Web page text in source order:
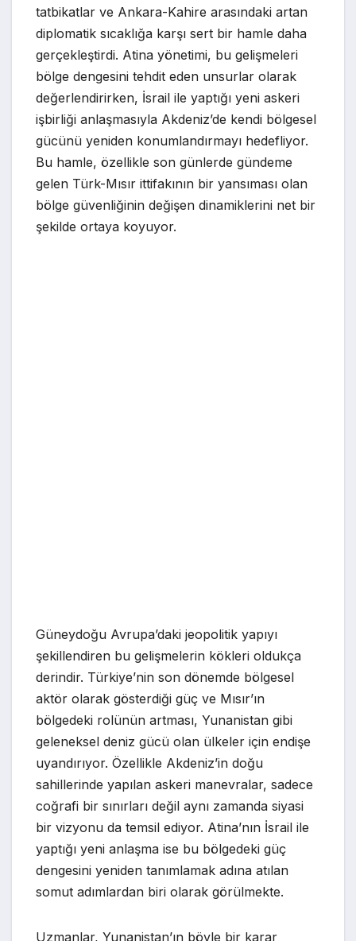
tatbikatlar ve Ankara-Kahire arasındaki artan
diplomatik sıcaklığa karşı sert bir hamle daha
gerçekleştirdi. Atina yönetimi, bu gelişmeleri
bölge dengesini tehdit eden unsurlar olarak
değerlendirirken, İsrail ile yaptığı yeni askeri
işbirliği anlaşmasıyla Akdeniz’de kendi bölgesel
gücünü yeniden konumlandırmayı hedefliyor.
Bu hamle, özellikle son günlerde gündeme
gelen Türk-Mısır ittifakının bir yansıması olan
bölge güvenliğinin değişen dinamiklerini net bir
şekilde ortaya koyuyor.
Güneydoğu Avrupa’daki jeopolitik yapıyı
şekillendiren bu gelişmelerin kökleri oldukça
derindir. Türkiye’nin son dönemde bölgesel
aktör olarak gösterdiği güç ve Mısır’ın
bölgedeki rolünün artması, Yunanistan gibi
geleneksel deniz gücü olan ülkeler için endişe
uyandırıyor. Özellikle Akdeniz’in doğu
sahillerinde yapılan askeri manevralar, sadece
coğrafi bir sınırları değil aynı zamanda siyasi
bir vizyonu da temsil ediyor. Atina’nın İsrail ile
yaptığı yeni anlaşma ise bu bölgedeki güç
dengesini yeniden tanımlamak adına atılan
somut adımlardan biri olarak görülmekte.
Uzmanlar, Yunanistan’ın böyle bir karar